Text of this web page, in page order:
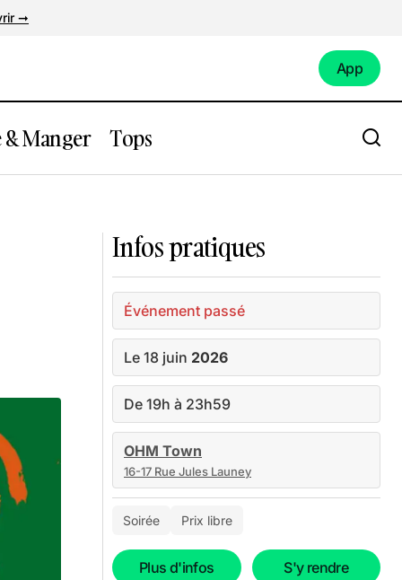
➞
App
Manger Tops
Infos pratiques
Événement passé
Le 18 juin 2026
De 19h à 23h59
OHM Town
16-17 Rue Jules Launey
Soirée Prix libre
Plus d'infos S'y rendre